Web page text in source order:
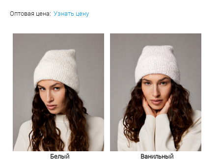
Оптовая цена: Узнать цену
Белый Ванильный